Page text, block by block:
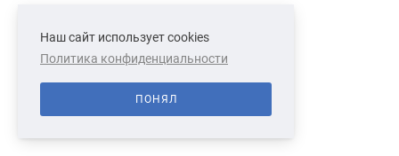
Наш сайт использует cookies
Политика конфиденциальности
ПОНЯЛ